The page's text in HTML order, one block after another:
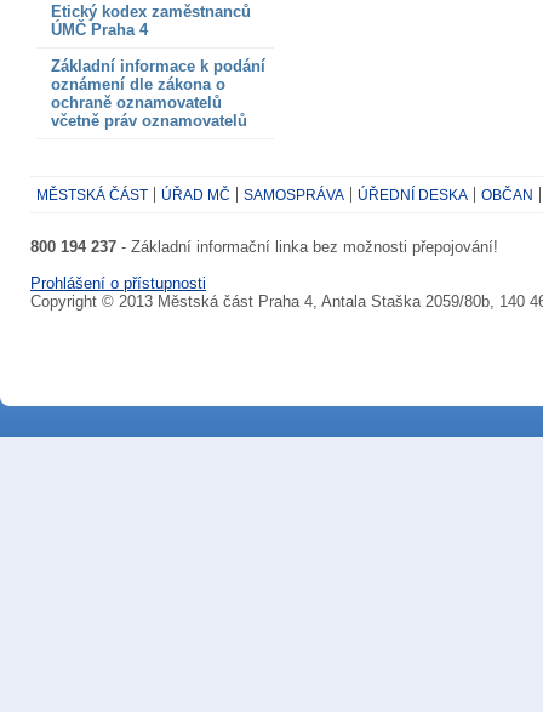
Etický kodex zaměstnanců
ÚMČ Praha 4
Základní informace k podání
oznámení dle zákona o
ochraně oznamovatelů
včetně práv oznamovatelů
MĚSTSKÁ ČÁST ÚŘAD MČ SAMOSPRÁVA ÚŘEDNÍ DESKA OBČAN
800 194 237 - Základní informační linka bez možnosti přepojování!
Prohlášení o přístupnosti
Copyright © 2013 Městská část Praha 4, Antala Staška 2059/80b, 140